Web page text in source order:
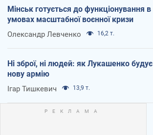
Мінськ готується до функціонування в
умовах масштабної воєнної кризи
Олександр Левченко 16,2 т.
Ні зброї, ні людей: як Лукашенко будує
нову армію
Ігар Тишкевич 13,9 т.